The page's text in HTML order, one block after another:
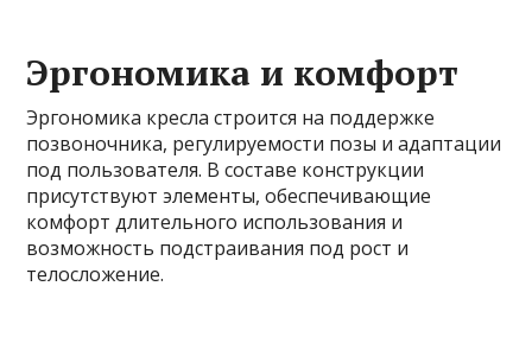
Эргономика и комфорт
Эргономика кресла строится на поддержке
позвоночника, регулируемости позы и адаптации
под пользователя. В составе конструкции
присутствуют элементы, обеспечивающие
комфорт длительного использования и
возможность подстраивания под рост и
телосложение.